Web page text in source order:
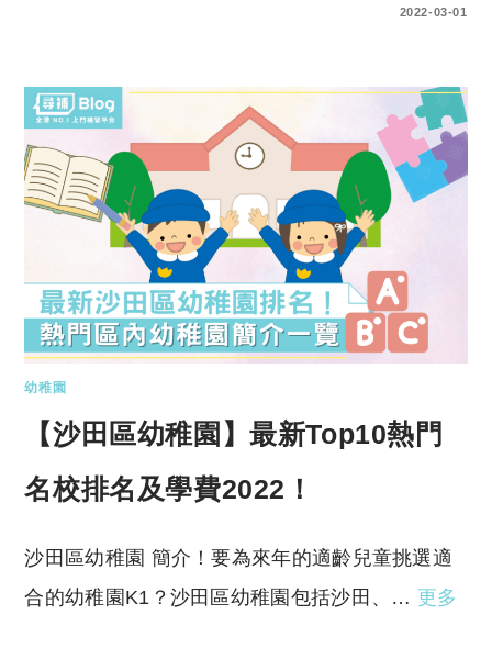
2022-03-01
幼稚園
【沙田區幼稚園】最新Top10熱門
名校排名及學費2022！
沙田區幼稚園 簡介！要為來年的適齡兒童挑選適
合的幼稚園K1？沙田區幼稚園包括沙田、… 更多